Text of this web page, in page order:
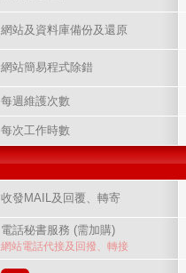
網站及資料庫備份及還原
網站簡易程式除錯
每週維護次數
每次工作時數
收發MAIL及回覆、轉寄
電話秘書服務 (需加購)
網站電話代接及回撥、轉接